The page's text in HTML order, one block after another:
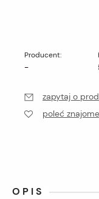
Producent:
-
zapytaj o
poleć
OPIS